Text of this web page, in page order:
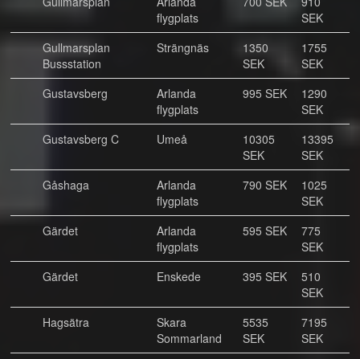
flygplats
SEK
Gullmarsplan
Bussstation
Strängnäs
1350
SEK
1755
SEK
Gustavsberg
Arlanda
flygplats
995 SEK
1290
SEK
Gustavsberg C
Umeå
10305
SEK
13395
SEK
Gåshaga
Arlanda
flygplats
790 SEK
1025
SEK
Gärdet
Arlanda
flygplats
595 SEK
775
SEK
Gärdet
Enskede 395 SEK
510
SEK
Hagsätra
Skara
Sommarland
5535
SEK
7195
SEK